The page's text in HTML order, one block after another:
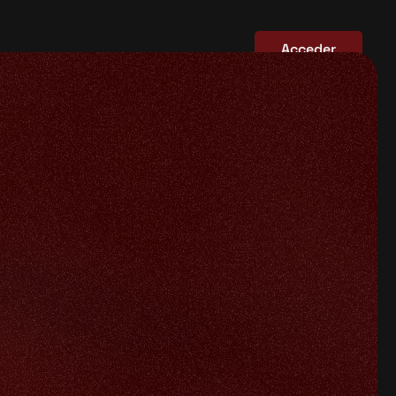
Acceder